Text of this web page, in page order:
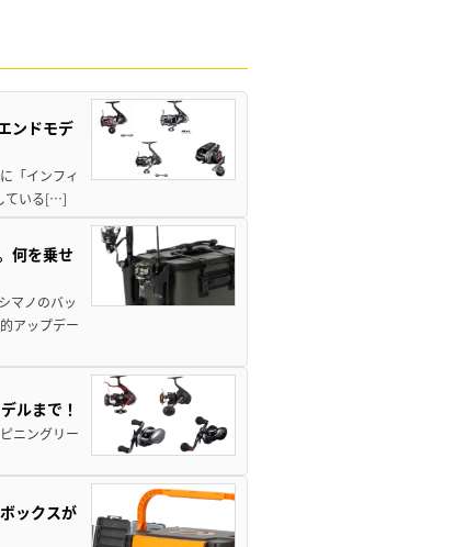
ンドモデ
「インフィ
ている[…]
何を乗せ
マノのバッ
アップデー
ルまで！
ニングリー
ックスが